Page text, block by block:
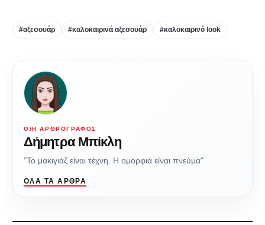
#αξεσουάρ #καλοκαιρινά αξεσουάρ #καλοκαιρινό look
Ο/Η ΑΡΘΡΟΓΡΆΦΟΣ
Δήμητρα Μπίκλη
"Το μακιγιάζ είναι τέχνη. Η ομορφιά είναι πνεύμα"
ΌΛΑ ΤΑ ΆΡΘΡΑ